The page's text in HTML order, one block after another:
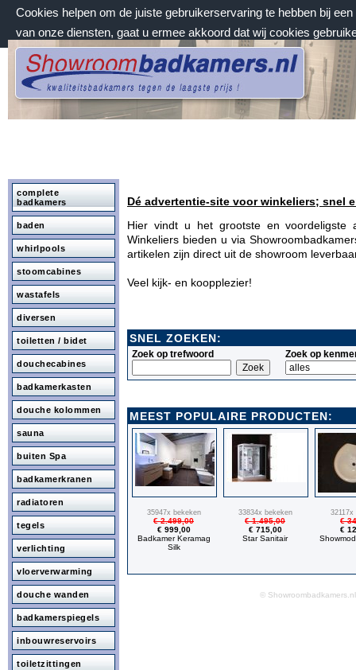
Cookies helpen om de juiste gebruikerservaring te hebben bij
van onze diensten, gaat u ermee akkoord dat wij cookies
zondag 9 augustus 2026, 17:52 uur
Welkom bij Showroombadkamers.nl
complete
badkamers
baden
whirlpools
stoomcabines
wastafels
diversen
toiletten / bidet
douchecabines
badkamerkasten
douche kolommen
sauna
buiten Spa
badkamerkranen
radiatoren
tegels
verlichting
vloerverwarming
douche wanden
badkamerspiegels
inbouwreservoirs
toiletzittingen
Dé advertentie-site voor winkeliers; snel
Hier vindt u het grootste en voordeligste
Winkeliers bieden u via
artikelen zijn direct uit de showroom
Veel kijk- en koopplezier!
SNEL ZOEKEN:
Zoek op trefwoord Zoek op
MEEST POPULAIRE PRODUCTEN:
35947x bekeken
€ 2.499,00
€ 999,00
Badkamer Keramag
Silk
33834x bekeken
€ 1.495,00
€ 715,00
Star Sanitair
32117x
€
€
©